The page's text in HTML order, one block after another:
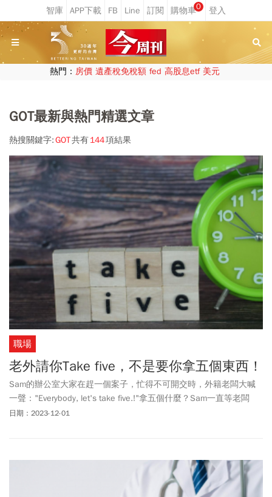
0
熱門： 房價 遺產稅免稅額 fed 高股息etf 美元
GOT最新與熱門精選文章
熱搜關鍵字:GOT共有144項結果
職場
老外請你Take five，不是要你拿五個東西！
Sam的辦公室大家在趕一個案子，忙得不可開交時，外籍老闆大喊
一聲："Everybody, let's take five.!"拿五個什麼？Sam一直等老闆
講，到底什麼東西要拿五個，結果看大家一窩蜂跑掉了。他們去拿
日期：2023-12-01